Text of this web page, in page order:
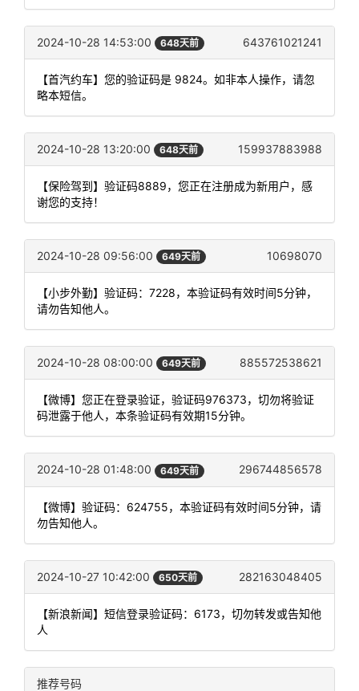
2024-10-28 14:53:00 648天前 643761021241
【首汽约车】您的验证码是 9824。如非本人操作，请忽
略本短信。
2024-10-28 13:20:00 648天前 159937883988
【保险驾到】验证码8889，您正在注册成为新用户，感
谢您的支持！
2024-10-28 09:56:00 649天前 10698070
【小步外勤】验证码：7228，本验证码有效时间5分钟，
请勿告知他人。
2024-10-28 08:00:00 649天前 885572538621
【微博】您正在登录验证，验证码976373，切勿将验证
码泄露于他人，本条验证码有效期15分钟。
2024-10-28 01:48:00 649天前 296744856578
【微博】验证码：624755，本验证码有效时间5分钟，请
勿告知他人。
2024-10-27 10:42:00 650天前 282163048405
【新浪新闻】短信登录验证码：6173，切勿转发或告知他
人
推荐号码